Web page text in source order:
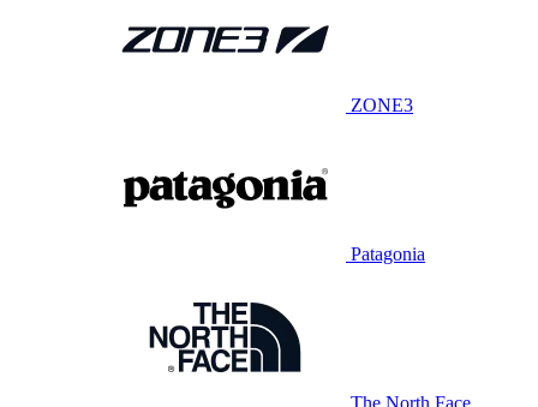
ZONE3
Patagonia
The North Face